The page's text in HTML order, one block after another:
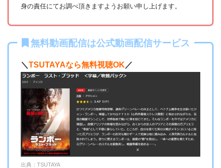
身の責任にてお調べ頂きますようお願い申し上げます。
無料動画配信は公式動画配信サービス
＼ TSUTAYAなら無料視聴OK ／
出典：TSUTAYA